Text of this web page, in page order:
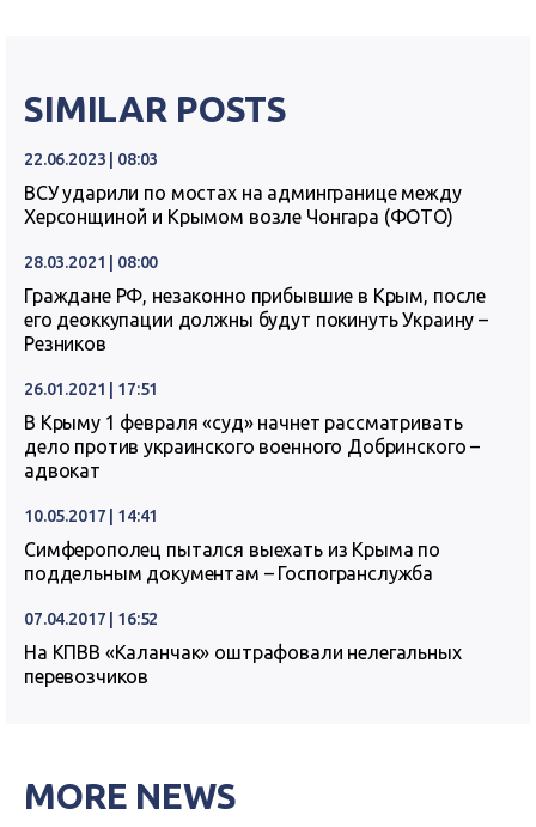
SIMILAR POSTS
22.06.2023 | 08:03
ВСУ ударили по мостах на админгранице между
Херсонщиной и Крымом возле Чонгара (ФОТО)
28.03.2021 | 08:00
Граждане РФ, незаконно прибывшие в Крым, после
его деоккупации должны будут покинуть Украину –
Резников
26.01.2021 | 17:51
В Крыму 1 февраля «суд» начнет рассматривать
дело против украинского военного Добринского –
адвокат
10.05.2017 | 14:41
Симферополец пытался выехать из Крыма по
поддельным документам – Госпогранслужба
07.04.2017 | 16:52
На КПВВ «Каланчак» оштрафовали нелегальных
перевозчиков
MORE NEWS